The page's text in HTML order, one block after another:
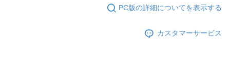
PC版の詳細についてを表示する
カスタマーサービス